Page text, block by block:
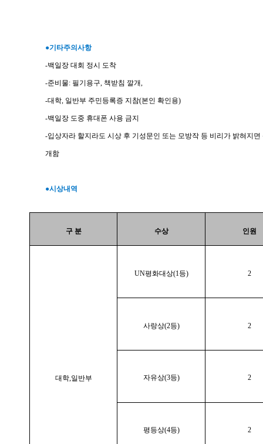
●기타주의사항
-백일장 대회 정시 도착
-준비물: 필기용구, 책받침 깔개,
-대학, 일반부 주민등록증 지참(본인 확인용)
-백일장 도중 휴대폰 사용 금지
-입상자라 할지라도 시상 후 기성문인 또는 모방작 등 비리가 밝혀지
개함
●시상내역
구 분 수상 인원
대학,일반부
UN평화대상(1등) 2
사랑상(2등) 2
자유상(3등) 2
평등상(4등) 2